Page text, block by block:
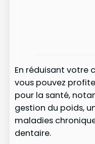
En réduisant votre
vous pouvez
pour la santé,
gestion du poids,
maladies
dentaire.